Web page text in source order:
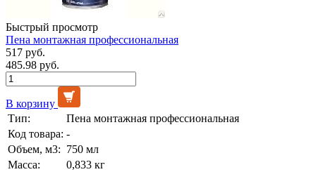
Быстрый просмотр
Пена монтажная профессиональная
517 руб.
485.98 руб.
В корзину
Тип:
Пена монтажная профессиональная
Код товара: -
Объем, м3: 750 мл
Масса:
0,833 кг